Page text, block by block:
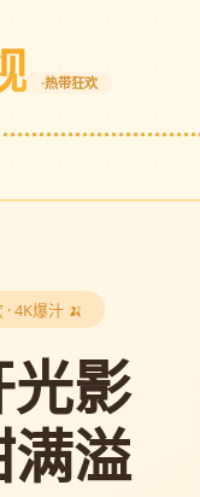
·热带狂欢
4K爆汁 🍌
影
溢